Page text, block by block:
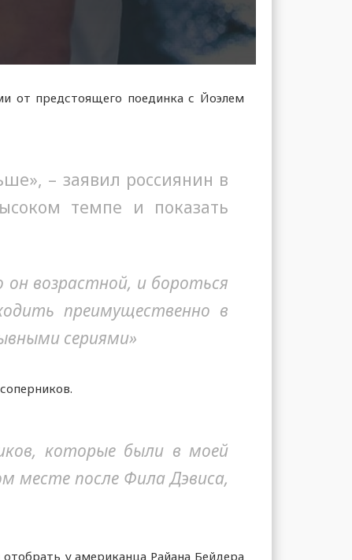
от предстоящего поединка с Йоэлем
– заявил россиянин в
темпе и показать
возрастной, и бороться
преимущественно в
сериями»
которые были в моей
месте после Фила Дэвиса,
у американца Райана Бейдера